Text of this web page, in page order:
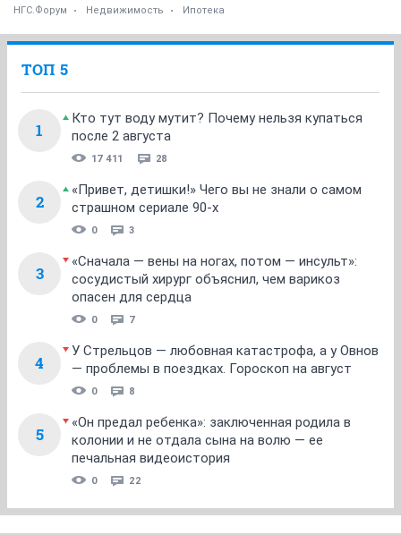
НГС.Форум Недвижимость Ипотека
ТОП 5
1
Кто тут воду мутит? Почему нельзя купаться
после 2 августа
17 411 28
2
«Привет, детишки!» Чего вы не знали о самом
страшном сериале 90-х
0 3
3
«Сначала — вены на ногах, потом — инсульт»:
сосудистый хирург объяснил, чем варикоз
опасен для сердца
0 7
4
У Стрельцов — любовная катастрофа, а у Овнов
— проблемы в поездках. Гороскоп на август
0 8
5
«Он предал ребенка»: заключенная родила в
колонии и не отдала сына на волю — ее
печальная видеоистория
0 22